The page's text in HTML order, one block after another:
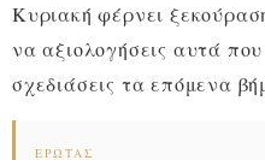
Κυριακή φέρνει
να αξιολογήσεις αυτά
σχεδιάσεις τα επόμενα
ΈΡΩΤΑΣ